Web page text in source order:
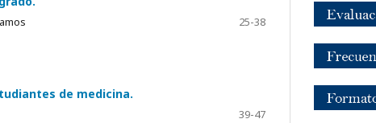
25-38
de medicina.
39-47